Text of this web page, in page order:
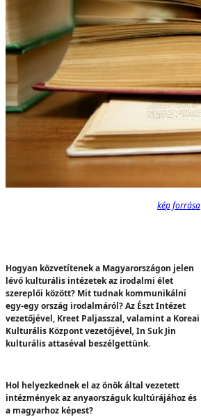
kép forrása
Hogyan közvetítenek a Magyarországon jelen
lévő kulturális intézetek az irodalmi élet
szereplői között? Mit tudnak kommunikálni
egy-egy ország irodalmáról? Az Észt Intézet
vezetőjével, Kreet Paljasszal, valamint a Koreai
Kulturális Központ vezetőjével, In Suk Jin
kulturális attaséval beszélgettünk.
Hol helyezkednek el az önök által vezetett
intézmények az anyaországuk kultúrájához és
a magyarhoz képest?